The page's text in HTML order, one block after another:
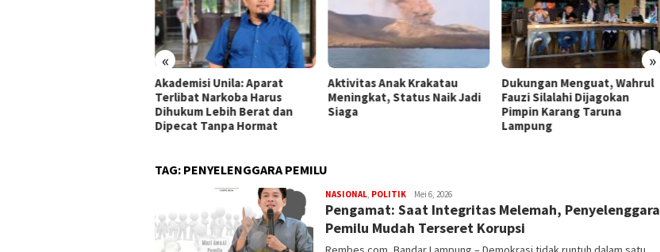
« »
Akademisi Unila: Aparat
Terlibat Narkoba Harus
Dihukum Lebih Berat dan
Dipecat Tanpa Hormat
Aktivitas Anak Krakatau
Meningkat, Status Naik Jadi
Siaga
Dukungan Menguat, Wahrul
Fauzi Silalahi Dijagokan
Pimpin Karang Taruna
Lampung
TAG: PENYELENGGARA PEMILU
NASIONAL POLITIKredaksi
rembes
Mei 6, 2026
Pengamat: Saat Integritas Melemah, Penyelenggara
Pemilu Mudah Terseret Korupsi